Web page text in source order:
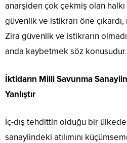
anarşiden çok çekmiş olan
güvenlik ve istikrarı öne
Zira güvenlik ve istikrarın
anda kaybetmek söz konusudur.
İktidarın Milli Savunma
Yanlıştır
İç-dış tehdittin olduğu bir
sanayiindeki atılımını